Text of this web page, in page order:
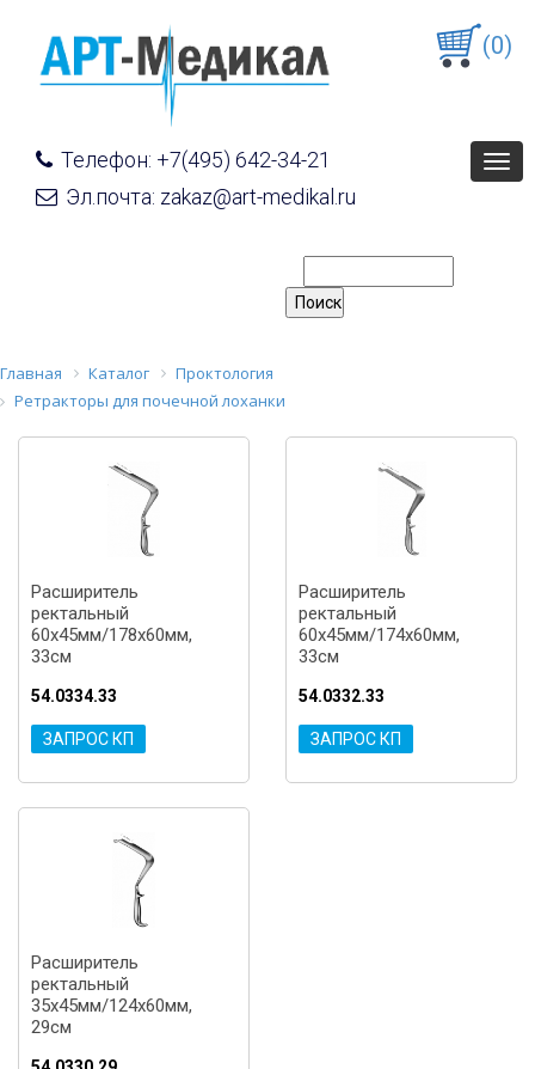
Телефон: +7(495) 642-34-21
Эл.почта: zakaz@art-medikal.ru
(0)
Главная Каталог
Проктология
Ретракторы для почечной лоханки
Расширитель
ректальный
60x45мм/178x60мм,
33см
54.0334.33
ЗАПРОС КП
Расширитель
ректальный
60x45мм/174x60мм,
33см
54.0332.33
ЗАПРОС КП
Расширитель
ректальный
35x45мм/124x60мм,
29см